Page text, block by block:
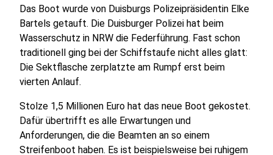
Das Boot wurde von Duisburgs Polizeipräsidentin Elke
Bartels getauft. Die Duisburger Polizei hat beim
Wasserschutz in NRW die Federführung. Fast schon
traditionell ging bei der Schiffstaufe nicht alles glatt:
Die Sektflasche zerplatzte am Rumpf erst beim
vierten Anlauf.
Stolze 1,5 Millionen Euro hat das neue Boot gekostet.
Dafür übertrifft es alle Erwartungen und
Anforderungen, die die Beamten an so einem
Streifenboot haben. Es ist beispielsweise bei ruhigem